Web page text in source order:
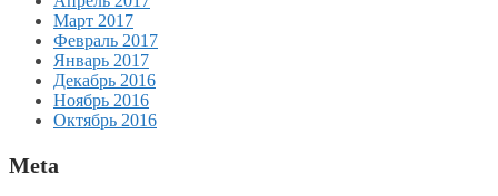
Март 2017
Февраль 2017
Январь 2017
Декабрь 2016
Ноябрь 2016
Октябрь 2016
Meta